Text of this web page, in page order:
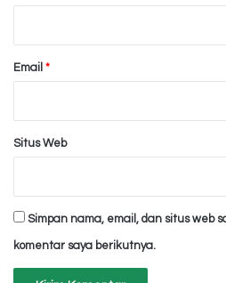
Email *
Situs Web
Simpan nama, email, dan situs web
komentar saya berikutnya.